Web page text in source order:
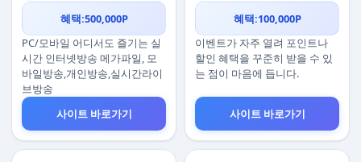
혜택:500,000P
PC/모바일 어디서도 즐기는 실
시간 인터넷방송 메가파일, 모
바일방송,개인방송,실시간라이
브방송
사이트 바로가기
혜택:100,000P
이벤트가 자주 열려 포인트나
할인 혜택을 꾸준히 받을 수 있
는 점이 마음에 듭니다.
사이트 바로가기